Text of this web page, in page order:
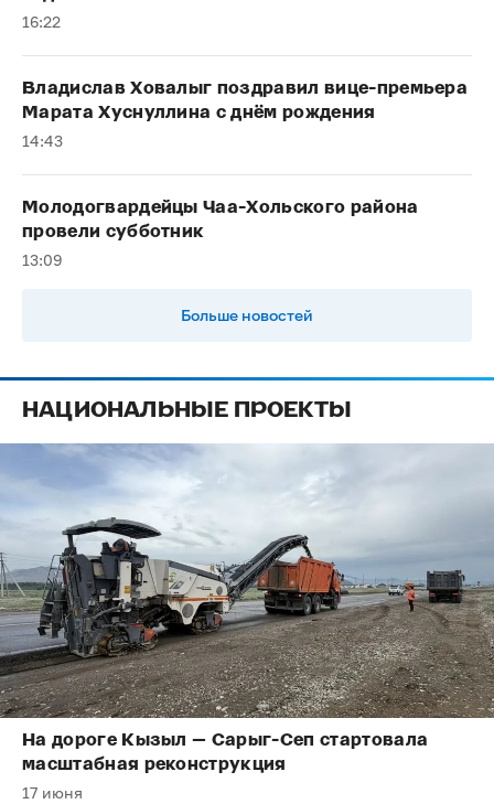
16:22
Владислав Ховалыг поздравил вице-премьера
Марата Хуснуллина с днём рождения
14:43
Молодогвардейцы Чаа-Хольского района
провели субботник
13:09
Больше новостей
НАЦИОНАЛЬНЫЕ ПРОЕКТЫ
На дороге Кызыл — Сарыг-Сеп стартовала
масштабная реконструкция
17 июня